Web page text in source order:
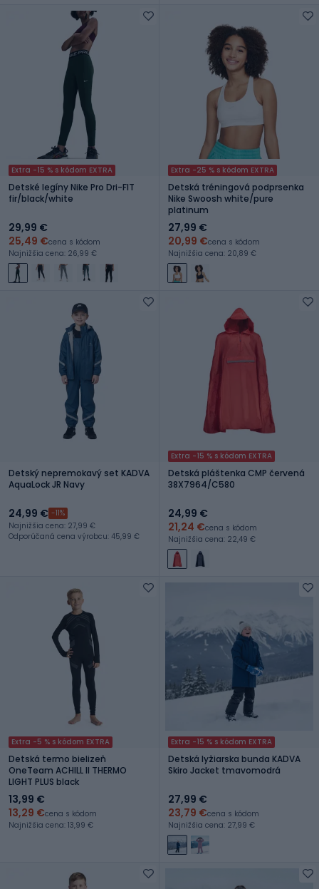
Extra -15 % s kódom EXTRA
Detské legíny Nike Pro Dri-FIT
fir/black/white
29,99 €
25,49 €cena s kódom
Najnižšia cena: 26,99 €
Extra -25 % s kódom EXTRA
Detská tréningová podprsenka
Nike Swoosh white/pure
platinum
27,99 €
20,99 €cena s kódom
Najnižšia cena: 20,89 €
Detský nepremokavý set KADVA
AquaLock JR Navy
24,99 € -11%
Najnižšia cena: 27,99 €
Odporúčaná cena výrobcu: 45,99 €
Extra -15 % s kódom EXTRA
Detská pláštenka CMP červená
38X7964/C580
24,99 €
21,24 €cena s kódom
Najnižšia cena: 22,49 €
Extra -5 % s kódom EXTRA
Detská termo bielizeň
OneTeam ACHILL II THERMO
LIGHT PLUS black
13,99 €
13,29 €cena s kódom
Najnižšia cena: 13,99 €
Extra -15 % s kódom EXTRA
Detská lyžiarska bunda KADVA
Skiro Jacket tmavomodrá
27,99 €
23,79 €cena s kódom
Najnižšia cena: 27,99 €